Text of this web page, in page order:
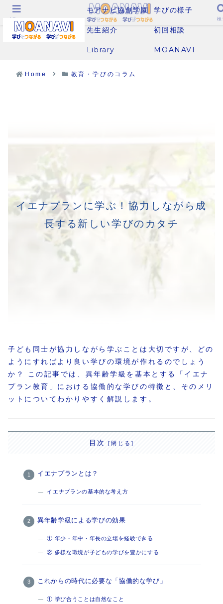
モアナビ協創学園 学びの様子
先生紹介 初回相談
Library MOANAVI
Home 教育・学びのコラム
イエナプランに学ぶ！協力しながら成
長する新しい学びのカタチ
子ども同士が協力しながら学ぶことは大切ですが、どの
ようにすればより良い学びの環境が作れるのでしょう
か？ この記事では、異年齢学級を基本とする「イエナ
プラン教育」における協働的な学びの特徴と、そのメリ
ットについてわかりやすく解説します。
目次
イエナプランとは？
イエナプランの基本的な考え方
異年齢学級による学びの効果
① 年少・年中・年長の立場を経験できる
② 多様な環境が子どもの学びを豊かにする
これからの時代に必要な「協働的な学び」
① 学び合うことは自然なこと
メニュー